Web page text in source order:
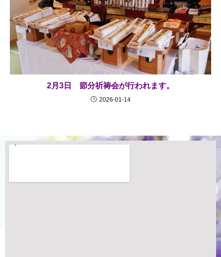
2月3日 節分祈祷会が行われます。
2026-01-14